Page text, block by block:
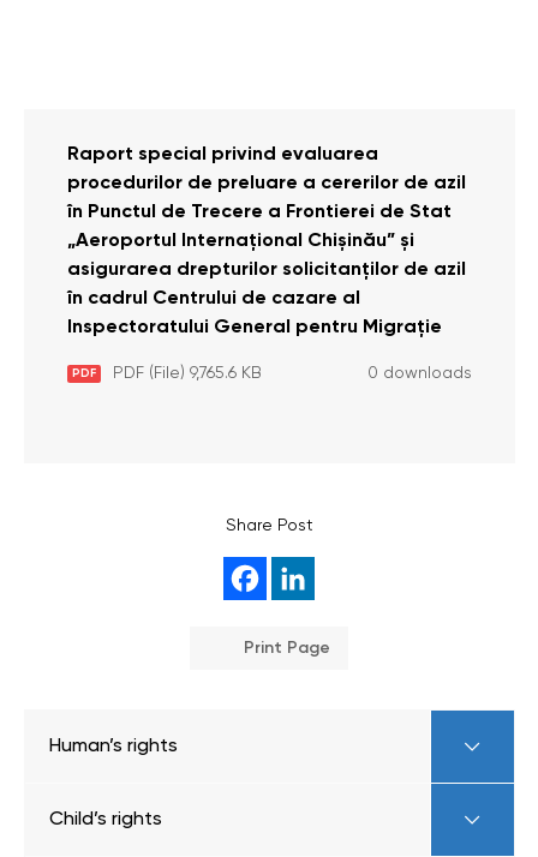
Raport special privind evaluarea
procedurilor de preluare a cererilor de azil
în Punctul de Trecere a Frontierei de Stat
„Aeroportul Internațional Chișinău” și
asigurarea drepturilor solicitanților de azil
în cadrul Centrului de cazare al
Inspectoratului General pentru Migrație
PDF PDF (File) 9,765.6 KB 0 downloads
Share Post
Print Page
Human’s rights
Child’s rights